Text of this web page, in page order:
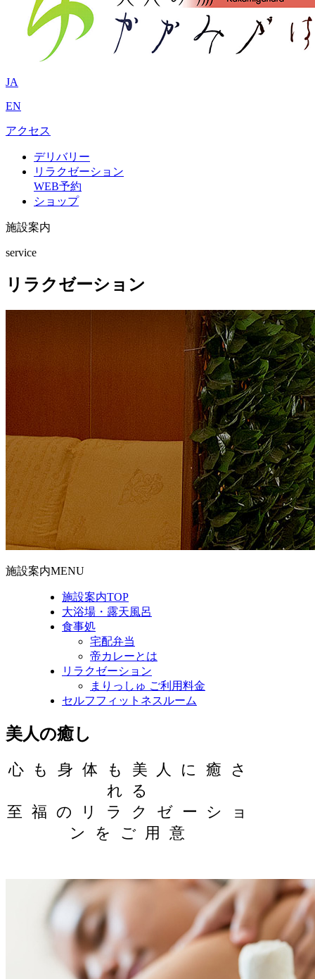
JA
EN
アクセス
デリバリー
リラクゼーション
WEB予約
ショップ
施設案内
service
リラクゼーション
施設案内MENU
施設案内TOP
大浴場・露天風呂
食事処
宅配弁当
帝カレーとは
リラクゼーション
まりっしゅ ご利用料金
セルフフィットネスルーム
美人の癒し
心も身体も美人に癒さ
れる
至福のリラクゼーショ
ンをご用意